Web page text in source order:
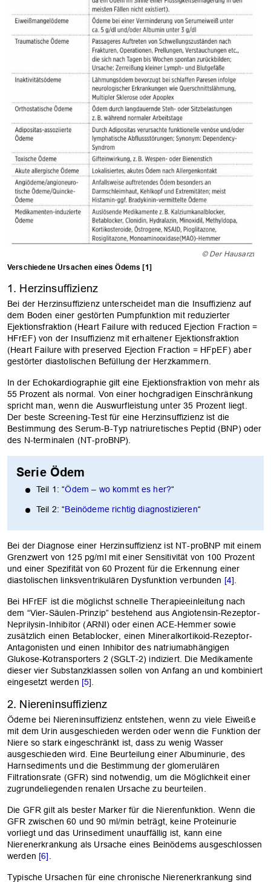
© Der Hausarzt
Verschiedene Ursachen eines Ödems [1]
1. Herzinsuffizienz
Bei der Herzinsuffizienz unterscheidet man die Insuffizienz auf
dem Boden einer gestörten Pumpfunktion mit reduzierter
Ejektionsfraktion (Heart Failure with reduced Ejection Fraction =
HFrEF) von der Insuffizienz mit erhaltener Ejektionsfraktion
(Heart Failure with preserved Ejection Fraction = HFpEF) aber
gestörter diastolischen Befüllung der Herzkammern.
In der Echokardiographie gilt eine Ejektionsfraktion von mehr als
55 Prozent als normal. Von einer hochgradigen Einschränkung
spricht man, wenn die Auswurfleistung unter 35 Prozent liegt.
Der beste Screening-Test für eine Herzinsuffizienz ist die
Bestimmung des Serum-B-Typ natriuretisches Peptid (BNP) oder
des N-terminalen (NT-proBNP).
Serie Ödem
Teil 1: “Ödem – wo kommt es her?“
Teil 2: “Beinödeme richtig diagnostizieren“
Bei der Diagnose einer Herzinsuffizienz ist NT-proBNP mit einem
Grenzwert von 125 pg/ml mit einer Sensitivität von 100 Prozent
und einer Spezifität von 60 Prozent für die Erkennung einer
diastolischen linksventrikulären Dysfunktion verbunden [4]
Bei HFrEF ist die möglichst schnelle Therapieeinleitung nach
dem “Vier-Säulen-Prinzip” bestehend aus Angiotensin-Rezeptor-
Neprilysin-Inhibitor (ARNI) oder einen ACE-Hemmer sowie
zusätzlich einen Betablocker, einen Mineralkortikoid-Rezeptor-
Antagonisten und einen Inhibitor des natriumabhängigen
Glukose-Kotransporters 2 (SGLT-2) indiziert. Die Medikamente
dieser vier Substanzklassen sollen von Anfang an und kombiniert
eingesetzt werden [5]
2. Niereninsuffizienz
Ödeme bei Niereninsuffizienz entstehen, wenn zu viele Eiweiße
mit dem Urin ausgeschieden werden oder wenn die Funktion der
Niere so stark eingeschränkt ist, dass zu wenig Wasser
ausgeschieden wird. Eine Beurteilung einer Albuminurie, des
Harnsediments und die Bestimmung der glomerulären
Filtrationsrate (GFR) sind notwendig, um die Möglichkeit einer
zugrundeliegenden renalen Ursache zu beurteilen.
Die GFR gilt als bester Marker für die Nierenfunktion. Wenn die
GFR zwischen 60 und 90 ml/min beträgt, keine Proteinurie
vorliegt und das Urinsediment unauffällig ist, kann eine
Nierenerkrankung als Ursache eines Beinödems ausgeschlossen
werden [6]
Typische Ursachen für eine chronische Nierenerkrankung sind